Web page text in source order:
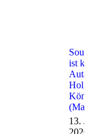
ist keine
Autarkie |
Holger
Könnecke
(Maconia)
13. Juli
2026